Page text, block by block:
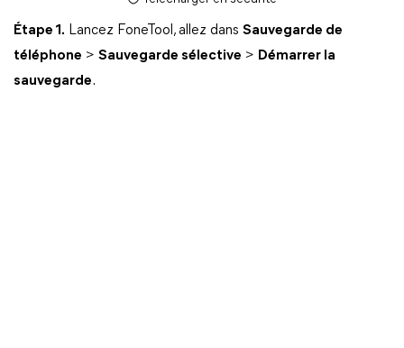
Étape 1. Lancez FoneTool, allez dans Sauvegarde de
téléphone > Sauvegarde sélective > Démarrer la
sauvegarde.